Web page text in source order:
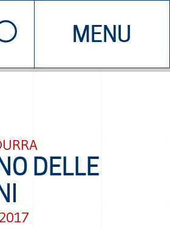
MENU
CHI SIAMO
EDDYBURG
DELLE